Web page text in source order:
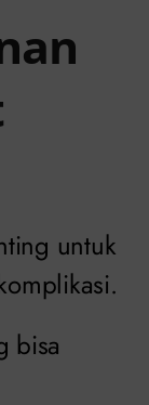
untuk
bisa